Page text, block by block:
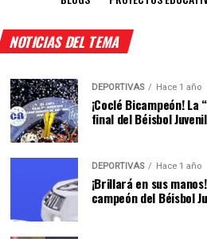
NOTICIAS DEL TEMA
DEPORTIVAS Hace 1 año
¡Coclé Bicampeón! La
final del Béisbol
DEPORTIVAS Hace 1 año
¡Brillará en sus
campeón del Béisbol